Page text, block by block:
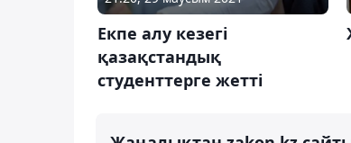
Екпе алу кезегі
қазақстандық
студенттерге жетті